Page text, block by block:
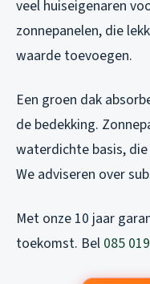
veel huiseigenaren
zonnepanelen, die
waarde toevoegen.
Een groen dak
de bedekking.
waterdichte basis,
We adviseren over
Met onze 10 jaar
toekomst. Bel 085